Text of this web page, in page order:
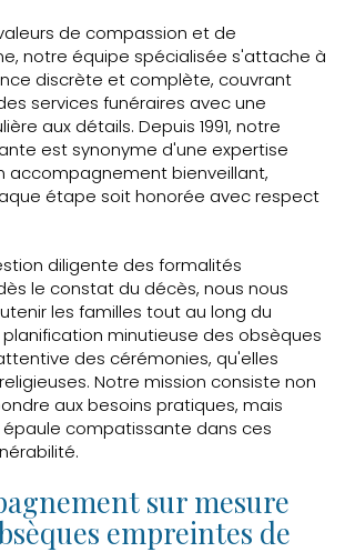
de compassion et de
notre équipe spécialisée s'attache à
discrète et complète, couvrant
services funéraires avec une
aux détails. Depuis 1991, notre
est synonyme d'une expertise
accompagnement bienveillant,
étape soit honorée avec respect
diligente des formalités
le constat du décès, nous nous
les familles tout au long du
minutieuse des obsèques
des cérémonies, qu'elles
Notre mission consiste non
aux besoins pratiques, mais
épaule compatissante dans ces
sur mesure
empreintes de